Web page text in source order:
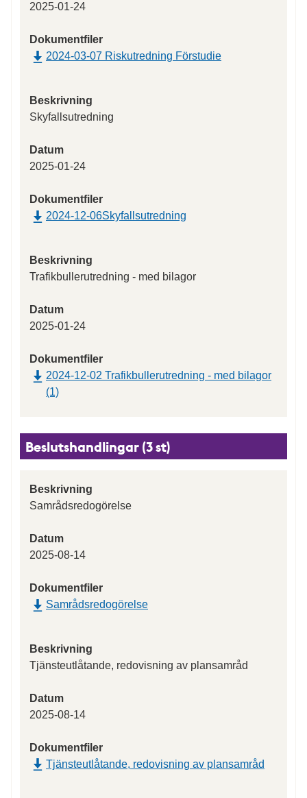
2025-01-24
Dokumentfiler
2024-03-07 Riskutredning Förstudie
Beskrivning
Skyfallsutredning
Datum
2025-01-24
Dokumentfiler
2024-12-06Skyfallsutredning
Beskrivning
Trafikbullerutredning - med bilagor
Datum
2025-01-24
Dokumentfiler
2024-12-02 Trafikbullerutredning - med bilagor
(1)
Beslutshandlingar (3 st)
Beskrivning
Samrådsredogörelse
Datum
2025-08-14
Dokumentfiler
Samrådsredogörelse
Beskrivning
Tjänsteutlåtande, redovisning av plansamråd
Datum
2025-08-14
Dokumentfiler
Tjänsteutlåtande, redovisning av plansamråd